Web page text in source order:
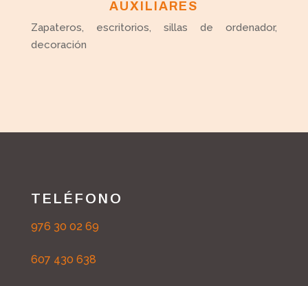
AUXILIARES
Zapateros, escritorios, sillas de ordenador,
decoración
TELÉFONO
976 30 02 69
607 430 638